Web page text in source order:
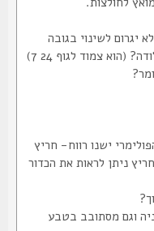
לשינוי בגובה
צמוד לגוף 24 7)
ישנו רווח- חריץ
לראות את הכדור
מסתובב בטבע